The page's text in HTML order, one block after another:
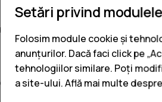
cu
Setări privind
Folosim module cookie și
anunțurilor. Dacă faci click pe
tehnologiilor similare. Poți
a site-ului. Află mai multe